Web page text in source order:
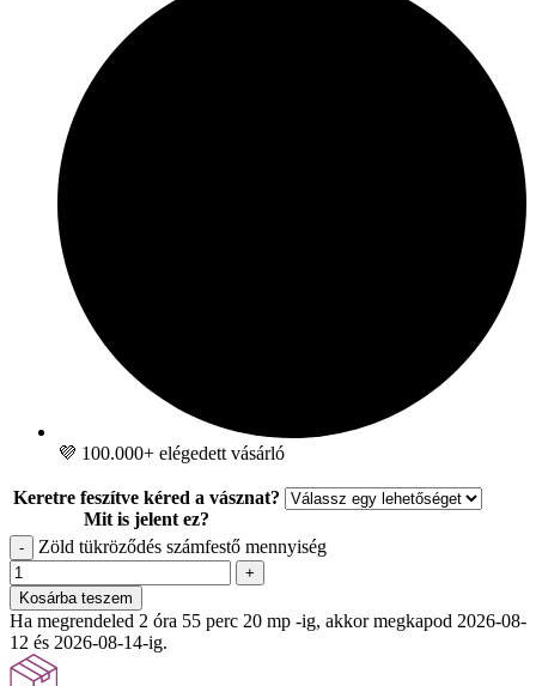
💜 100.000+ elégedett vásárló
Keretre feszítve kéred a vásznat?
Mit is jelent ez?
- Zöld tükröződés számfestő mennyiség
+
Kosárba teszem
Ha megrendeled 2 óra 55 perc 19 mp -ig, akkor megkapod 2026-08-
12 és 2026-08-14-ig.